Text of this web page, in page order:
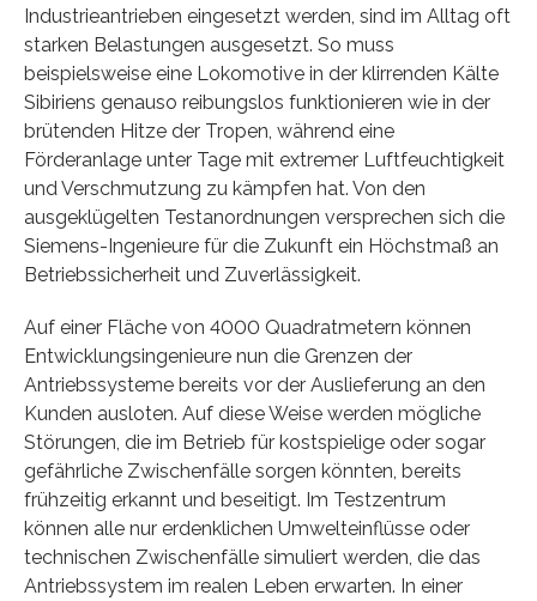
Industrieantrieben eingesetzt werden, sind im Alltag oft
starken Belastungen ausgesetzt. So muss
beispielsweise eine Lokomotive in der klirrenden Kälte
Sibiriens genauso reibungslos funktionieren wie in der
brütenden Hitze der Tropen, während eine
Förderanlage unter Tage mit extremer Luftfeuchtigkeit
und Verschmutzung zu kämpfen hat. Von den
ausgeklügelten Testanordnungen versprechen sich die
Siemens-Ingenieure für die Zukunft ein Höchstmaß an
Betriebssicherheit und Zuverlässigkeit.
Auf einer Fläche von 4000 Quadratmetern können
Entwicklungsingenieure nun die Grenzen der
Antriebssysteme bereits vor der Auslieferung an den
Kunden ausloten. Auf diese Weise werden mögliche
Störungen, die im Betrieb für kostspielige oder sogar
gefährliche Zwischenfälle sorgen könnten, bereits
frühzeitig erkannt und beseitigt. Im Testzentrum
können alle nur erdenklichen Umwelteinflüsse oder
technischen Zwischenfälle simuliert werden, die das
Antriebssystem im realen Leben erwarten. In einer